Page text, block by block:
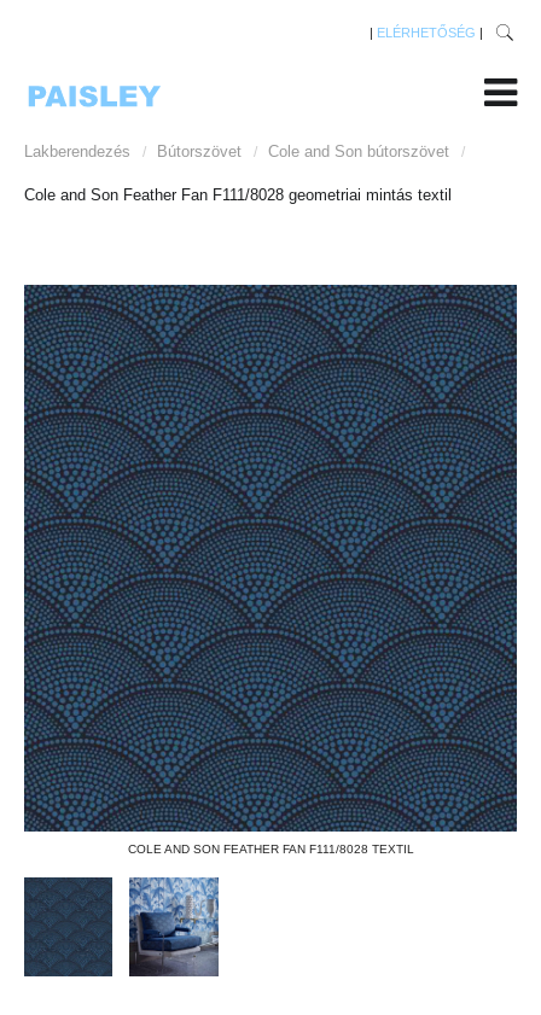
| ELÉRHETŐSÉG |
Lakberendezés / Bútorszövet / Cole and Son bútorszövet /
Cole and Son Feather Fan F111/8028 geometriai mintás textil
COLE AND SON FEATHER FAN F111/8028 TEXTIL